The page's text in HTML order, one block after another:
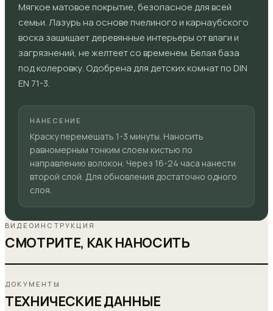
Мягкое матовое покрытие, безопасное для всей
семьи. Лазурь на основе пчелиного и карнаубского
воска защищает деревянные интерьеры от влаги и
загрязнений, не желтеет со временем. Белая база
под колеровку. Одобрена для детских комнат по DIN
EN 71-3.
НАНЕСЕНИЕ
Краску перемешать 1-3 минуты. Наносить
равномерным тонким слоем кистью по
направлению волокон. Через 16-24 часа нанести
второй слой. Для обновления достаточно одного
слоя.
ВИДЕОИНСТРУКЦИЯ
СМОТРИТЕ, КАК НАНОСИТЬ
Нанесение « 471 Лазурь с пчелиным воском, белая
ДОКУМЕНТЫ
ТЕХНИЧЕСКИЕ ДАННЫЕ